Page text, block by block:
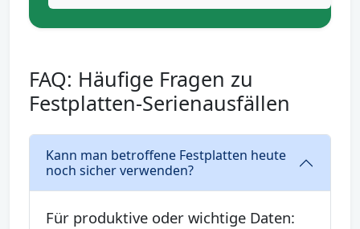
FAQ: Häufige Fragen zu
Festplatten-Serienausfällen
Kann man betroffene Festplatten heute
noch sicher verwenden?
Für produktive oder wichtige Daten: